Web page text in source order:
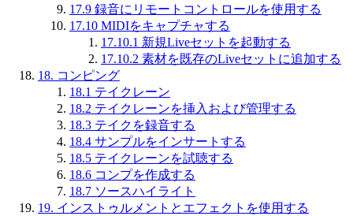
17.9 録音にリモートコントロールを使用する
17.10 MIDIをキャプチャする
17.10.1 新規Liveセットを起動する
17.10.2 素材を既存のLiveセットに追加する
18. コンピング
18.1 テイクレーン
18.2 テイクレーンを挿入および管理する
18.3 テイクを録音する
18.4 サンプルをインサートする
18.5 テイクレーンを試聴する
18.6 コンプを作成する
18.7 ソースハイライト
19. インストゥルメントとエフェクトを使用する